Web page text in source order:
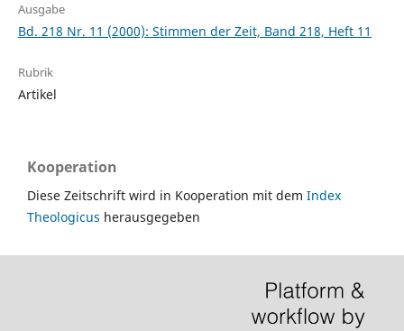
Ausgabe
Bd. 218 Nr. 11 (2000): Stimmen der Zeit, Band 218, Heft 11
Rubrik
Artikel
Kooperation
Diese Zeitschrift wird in Kooperation mit dem Index
Theologicus herausgegeben